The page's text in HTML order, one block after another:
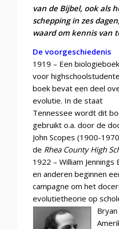
van de Bijbel, ook als
schepping in zes
waard om kennis van
De voorgeschiedenis
1919 – Een
voor
boek bevat een deel
evolutie. In de staat
Tennessee wordt dit
gebruikt o.a. door de
John Scopes (1900-
de Rhea County High
1922 – William Jennings
en anderen beginnen
campagne om het
evolutietheorie op